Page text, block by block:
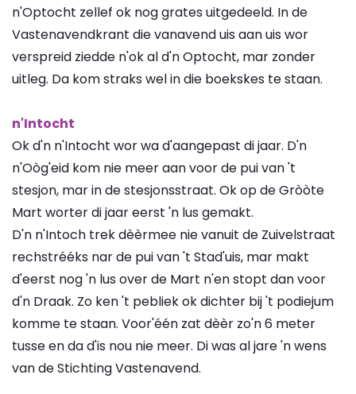
n'Optocht zellef ok nog grates uitgedeeld. In de
Vastenavendkrant die vanavend uis aan uis wor
verspreid ziedde n'ok al d'n Optocht, mar zonder
uitleg. Da kom straks wel in die boekskes te staan.
n'Intocht
Ok d'n n'Intocht wor wa d'aangepast di jaar. D'n
n'Oòg'eid kom nie meer aan voor de pui van 't
stesjon, mar in de stesjonsstraat. Ok op de Gròòte
Mart worter di jaar eerst 'n lus gemakt.
D'n n'Intoch trek dèèrmee nie vanuit de Zuivelstraat
rechstrééks nar de pui van 't Stad'uis, mar makt
d'eerst nog 'n lus over de Mart n'en stopt dan voor
d'n Draak. Zo ken 't pebliek ok dichter bij 't podiejum
komme te staan. Voor'één zat dèèr zo'n 6 meter
tusse en da d'is nou nie meer. Di was al jare 'n wens
van de Stichting Vastenavend.